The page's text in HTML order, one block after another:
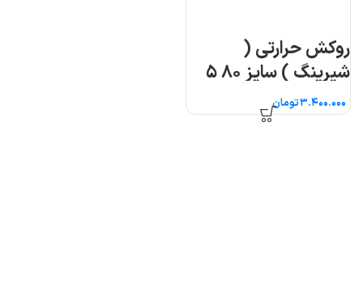
روکش حرارتی (
شیرینگ ) سایز ۸۰ ۵
متری
تومان